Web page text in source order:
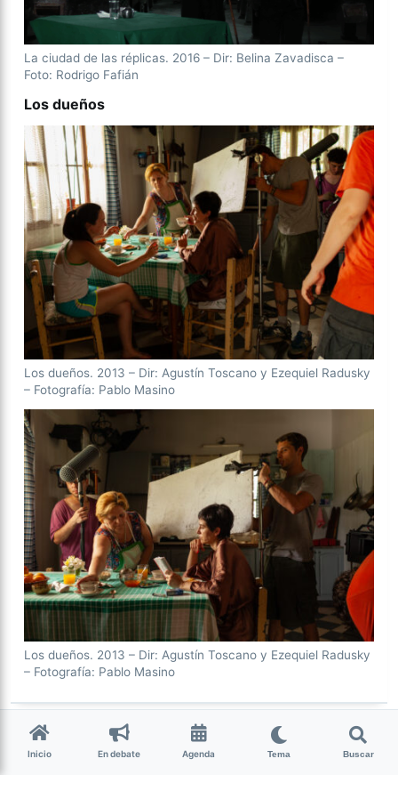
La ciudad de las réplicas. 2016 – Dir: Belina Zavadisca –
Foto: Rodrigo Fafián
Los dueños
Los dueños. 2013 – Dir: Agustín Toscano y Ezequiel Radusky
– Fotografía: Pablo Masino
Los dueños. 2013 – Dir: Agustín Toscano y Ezequiel Radusky
– Fotografía: Pablo Masino
Inicio En debate Agenda Tema Buscar